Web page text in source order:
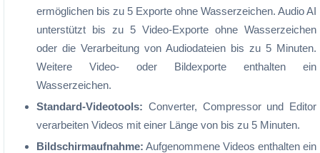
ermöglichen bis zu 5 Exporte ohne Wasserzeichen. Audio AI
unterstützt bis zu 5 Video-Exporte ohne Wasserzeichen
oder die Verarbeitung von Audiodateien bis zu 5 Minuten.
Weitere Video- oder Bildexporte enthalten ein
Wasserzeichen.
Standard-Videotools: Converter, Compressor und Editor
verarbeiten Videos mit einer Länge von bis zu 5 Minuten.
Bildschirmaufnahme: Aufgenommene Videos enthalten ein